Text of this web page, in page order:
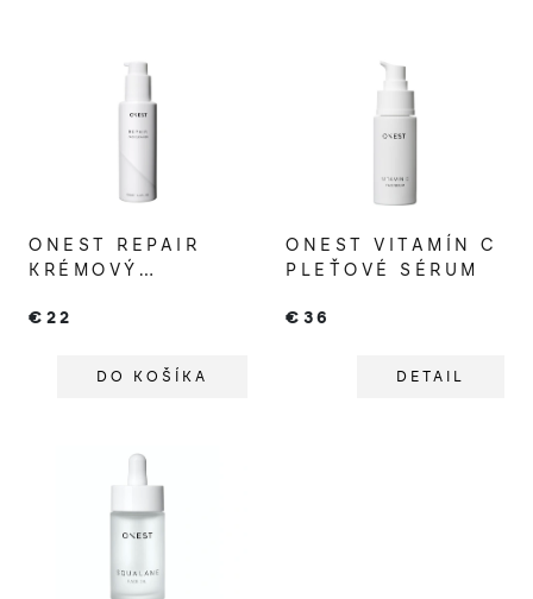
ONEST REPAIR
KRÉMOVÝ
CLEANSER
€22
DO KOŠÍKA
ONEST VITAMÍN C
PLEŤOVÉ SÉRUM
€36
DETAIL